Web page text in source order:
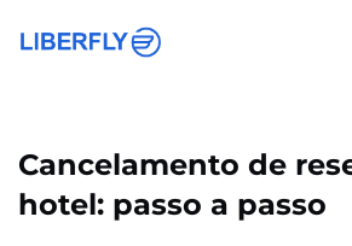
Cancelamento de
hotel: passo a passo